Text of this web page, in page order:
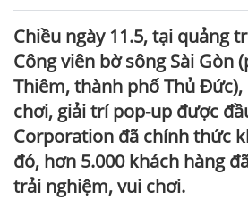
Chiều ngày 11.5, tại quảng
Công viên bờ sông Sài Gòn
Thiêm, thành phố Thủ Đức),
chơi, giải trí pop-up được
Corporation đã chính thức
đó, hơn 5.000 khách hàng
trải nghiệm, vui chơi.